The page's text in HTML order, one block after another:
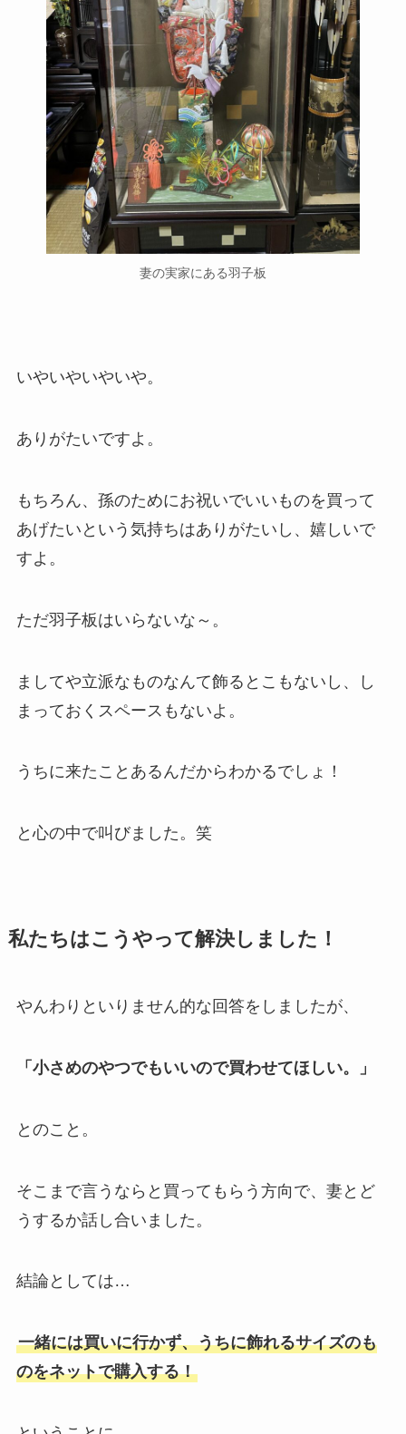
妻の実家にある羽子板
いやいやいやいや。
ありがたいですよ。
もちろん、孫のためにお祝いでいいものを買って
あげたいという気持ちはありがたいし、嬉しいで
すよ。
ただ羽子板はいらないな～。
ましてや立派なものなんて飾るとこもないし、し
まっておくスペースもないよ。
うちに来たことあるんだからわかるでしょ！
と心の中で叫びました。笑
私たちはこうやって解決しました！
やんわりといりません的な回答をしましたが、
「小さめのやつでもいいので買わせてほしい。」
とのこと。
そこまで言うならと買ってもらう方向で、妻とど
うするか話し合いました。
結論としては…
一緒には買いに行かず、うちに飾れるサイズのも
のをネットで購入する！